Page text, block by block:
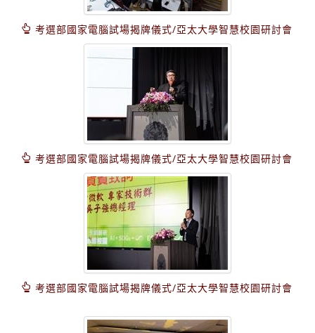
考選部國家電腦試場揭牌儀式/亞太大學智慧校園研討會
考選部國家電腦試場揭牌儀式/亞太大學智慧校園研討會
考選部國家電腦試場揭牌儀式/亞太大學智慧校園研討會